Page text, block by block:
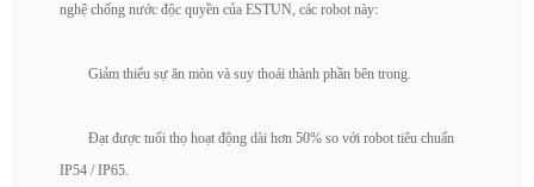
nghệ chống nước độc quyền của ESTUN, các robot này:
Giảm thiểu sự ăn mòn và suy thoái thành phần bên trong.
Đạt được tuổi thọ hoạt động dài hơn 50% so với robot tiêu chuẩn
IP54 / IP65.